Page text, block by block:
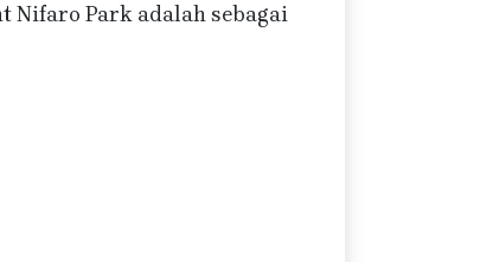
Nifaro Park adalah sebagai